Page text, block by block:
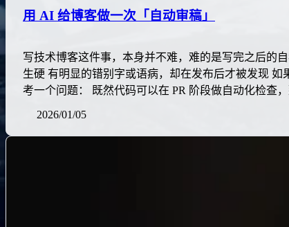
用 AI 给博客做一次「自动审稿」
写技术博客这件事，本身并不难，难的是写完之后的
生硬 有明显的错别字或语病，却在发布后才被发现
考一个问题： 既然代码可以在 PR 阶段做自动化检查
2026/01/05